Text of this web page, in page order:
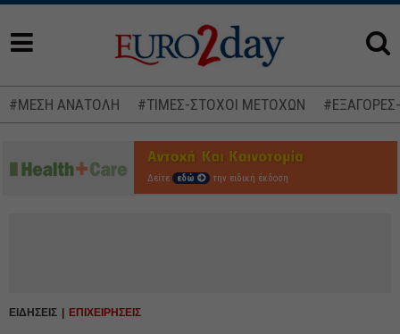
#ΜΕΣΗ ΑΝΑΤΟΛΗ #ΤΙΜΕΣ-ΣΤΟΧΟΙ ΜΕΤΟΧΩΝ
Δείτε εδώ την ειδική έκδοση
ΕΙΔΗΣΕΙΣ ΕΠΙΧΕΙΡΗΣΕΙΣ